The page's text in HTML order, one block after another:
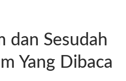
dan Sesudah
Yang Dibaca